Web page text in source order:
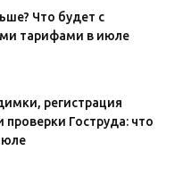
Что будет с
тарифами в июле
регистрация
проверки Гоструда: что